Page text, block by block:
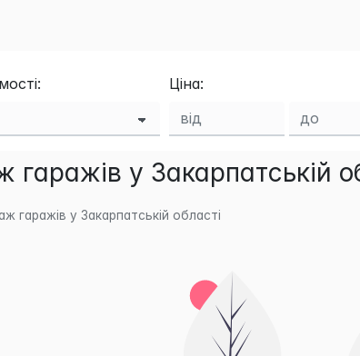
Ціна:
гаражів у Закарпатській
гаражів у Закарпатській області